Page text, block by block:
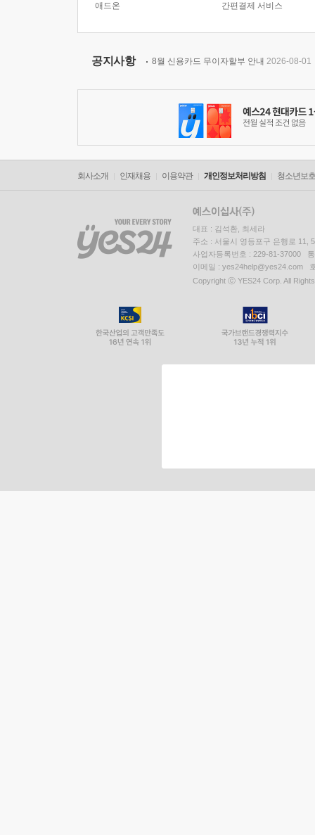
애드온
간편결제 서비스
공지사항 8월 신용카드 무이자할부 안내 2026-08-01
회사소개 인재채용 이용약관 개인정보처리방침 청소년보
대표 : 김석환, 최세라
주소 : 서울시 영등포구 은행로 11,
사업자등록번호 : 229-81-37000
이메일 : yes24help@yes24.com
Copyright ⓒ YES24 Corp. All